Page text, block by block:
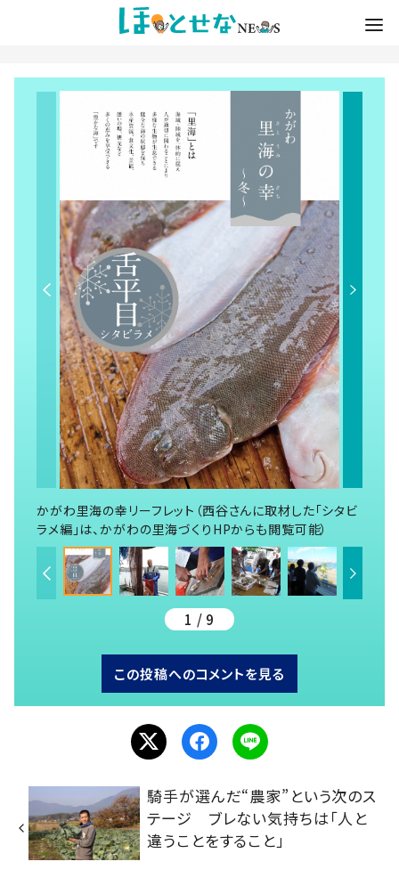
かがわ里海の幸リーフレット（西谷さんに取材した「シタビ
ラメ編」は、かがわの里海づくりHPからも閲覧可能）
1 / 9
この投稿へのコメントを見る
騎手が選んだ“農家”という次のス
テージ ブレない気持ちは「人と
違うことをすること」